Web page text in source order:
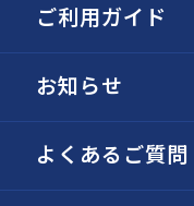
ご利用ガイド
お知らせ
よくあるご質問